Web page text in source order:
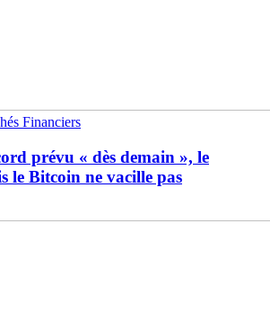
Financiers
prévu « dès demain », le
le Bitcoin ne vacille pas